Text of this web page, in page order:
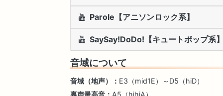
Parole【アニソンロック系】
SaySay!DoDo!【キュートポップ系
音域について
音域（地声）： E3（mid1E）～D5（hiD）
裏声最高音： A5（hihiA）